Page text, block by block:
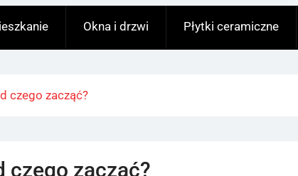
Okna i drzwi Płytki ceramiczne
czego zacząć?
czego zacząć?